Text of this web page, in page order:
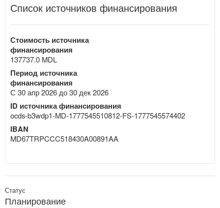
Список источников финансирования
Стоимость источника
финансирования
137737.0 MDL
Период источника
финансирования
С 30 апр 2026 до 30 дек 2026
ID источника финансирования
ocds-b3wdp1-MD-1777545510812-FS-1777545574402
IBAN
MD67TRPCCC518430A00891AA
Статус
Планирование